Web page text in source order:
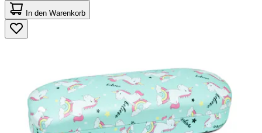
von
5
Sternen.
1
In den Warenkorb